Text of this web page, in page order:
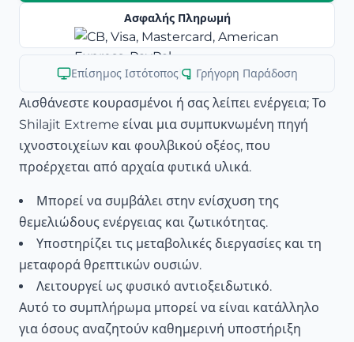
Ασφαλής Πληρωμή
Επίσημος Ιστότοπος| Γρήγορη Παράδοση
Αισθάνεστε κουρασμένοι ή σας λείπει ενέργεια; Το
Shilajit Extreme είναι μια συμπυκνωμένη πηγή
ιχνοστοιχείων και φουλβικού οξέος, που
προέρχεται από αρχαία φυτικά υλικά.
Μπορεί να συμβάλει στην ενίσχυση της
θεμελιώδους ενέργειας και ζωτικότητας.
Υποστηρίζει τις μεταβολικές διεργασίες και τη
μεταφορά θρεπτικών ουσιών.
Λειτουργεί ως φυσικό αντιοξειδωτικό.
Αυτό το συμπλήρωμα μπορεί να είναι κατάλληλο
για όσους αναζητούν καθημερινή υποστήριξη